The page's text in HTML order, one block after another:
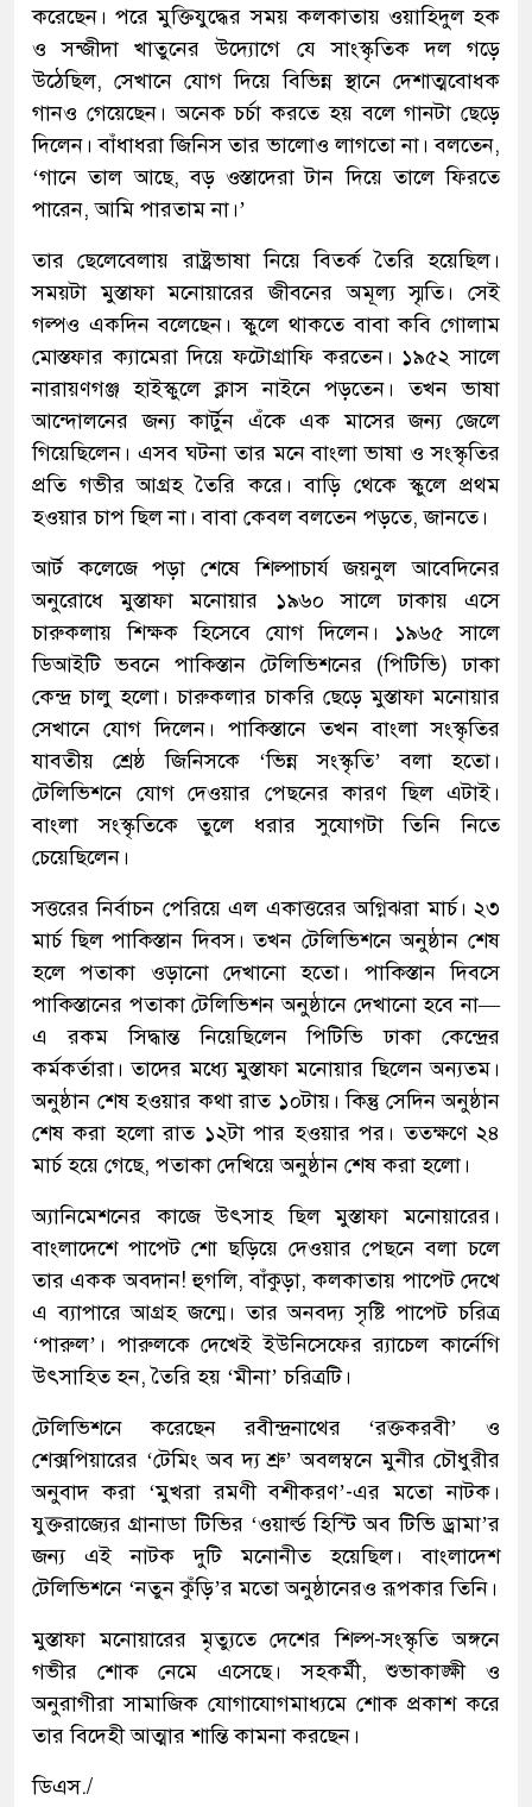
করেছেন। পরে মুক্তিযুদ্ধের সময় কলকাতায় ওয়াহিদুল হক
ও সন্জীদা খাতুনের উদ্যোগে যে সাংস্কৃতিক দল গড়ে
উঠেছিল, সেখানে যোগ দিয়ে বিভিন্ন স্থানে দেশাত্মবোধক
গানও গেয়েছেন। অনেক চর্চা করতে হয় বলে গানটা ছেড়ে
দিলেন। বাঁধাধরা জিনিস তার ভালোও লাগতো না। বলতেন,
‘গানে তাল আছে, বড় ওস্তাদেরা টান দিয়ে তালে ফিরতে
পারেন, আমি পারতাম না।’
তার ছেলেবেলায় রাষ্ট্রভাষা নিয়ে বিতর্ক তৈরি হয়েছিল।
সময়টা মুস্তাফা মনোয়ারের জীবনের অমূল্য স্মৃতি। সেই
গল্পও একদিন বলেছেন। স্কুলে থাকতে বাবা কবি গোলাম
মোস্তফার ক্যামেরা দিয়ে ফটোগ্রাফি করতেন। ১৯৫২ সালে
নারায়ণগঞ্জ হাইস্কুলে ক্লাস নাইনে পড়তেন। তখন ভাষা
আন্দোলনের জন্য কার্টুন এঁকে এক মাসের জন্য জেলে
গিয়েছিলেন। এসব ঘটনা তার মনে বাংলা ভাষা ও সংস্কৃতির
প্রতি গভীর আগ্রহ তৈরি করে। বাড়ি থেকে স্কুলে প্রথম
হওয়ার চাপ ছিল না। বাবা কেবল বলতেন পড়তে, জানতে।
আর্ট কলেজে পড়া শেষে শিল্পাচার্য জয়নুল আবেদিনের
অনুরোধে মুস্তাফা মনোয়ার ১৯৬০ সালে ঢাকায় এসে
চারুকলায় শিক্ষক হিসেবে যোগ দিলেন। ১৯৬৫ সালে
ডিআইটি ভবনে পাকিস্তান টেলিভিশনের (পিটিভি) ঢাকা
কেন্দ্র চালু হলো। চারুকলার চাকরি ছেড়ে মুস্তাফা মনোয়ার
সেখানে যোগ দিলেন। পাকিস্তানে তখন বাংলা সংস্কৃতির
যাবতীয় শ্রেষ্ঠ জিনিসকে ‘ভিন্ন সংস্কৃতি’ বলা হতো।
টেলিভিশনে যোগ দেওয়ার পেছনের কারণ ছিল এটাই।
বাংলা সংস্কৃতিকে তুলে ধরার সুযোগটা তিনি নিতে
চেয়েছিলেন।
সত্তরের নির্বাচন পেরিয়ে এল একাত্তরের অগ্নিঝরা মার্চ। ২৩
মার্চ ছিল পাকিস্তান দিবস। তখন টেলিভিশনে অনুষ্ঠান শেষ
হলে পতাকা ওড়ানো দেখানো হতো। পাকিস্তান দিবসে
পাকিস্তানের পতাকা টেলিভিশন অনুষ্ঠানে দেখানো হবে না—
এ রকম সিদ্ধান্ত নিয়েছিলেন পিটিভি ঢাকা কেন্দ্রের
কর্মকর্তারা। তাদের মধ্যে মুস্তাফা মনোয়ার ছিলেন অন্যতম।
অনুষ্ঠান শেষ হওয়ার কথা রাত ১০টায়। কিন্তু সেদিন অনুষ্ঠান
শেষ করা হলো রাত ১২টা পার হওয়ার পর। ততক্ষণে ২৪
মার্চ হয়ে গেছে, পতাকা দেখিয়ে অনুষ্ঠান শেষ করা হলো।
অ্যানিমেশনের কাজে উৎসাহ ছিল মুস্তাফা মনোয়ারের।
বাংলাদেশে পাপেট শো ছড়িয়ে দেওয়ার পেছনে বলা চলে
তার একক অবদান! হুগলি, বাঁকুড়া, কলকাতায় পাপেট দেখে
এ ব্যাপারে আগ্রহ জন্মে। তার অনবদ্য সৃষ্টি পাপেট চরিত্র
‘পারুল’। পারুলকে দেখেই ইউনিসেফের র‌্যাচেল কার্নেগি
উৎসাহিত হন, তৈরি হয় ‘মীনা’ চরিত্রটি।
টেলিভিশনে করেছেন রবীন্দ্রনাথের ‘রক্তকরবী’ ও
শেক্সপিয়ারের ‘টেমিং অব দ্য শ্রু’ অবলম্বনে মুনীর চৌধুরীর
অনুবাদ করা ‘মুখরা রমণী বশীকরণ’-এর মতো নাটক।
যুক্তরাজ্যের গ্রানাডা টিভির ‘ওয়ার্ল্ড হিস্টি অব টিভি ড্রামা’র
জন্য এই নাটক দুটি মনোনীত হয়েছিল। বাংলাদেশ
টেলিভিশনে ‘নতুন কুঁড়ি’র মতো অনুষ্ঠানেরও রূপকার তিনি।
মুস্তাফা মনোয়ারের মৃত্যুতে দেশের শিল্প-সংস্কৃতি অঙ্গনে
গভীর শোক নেমে এসেছে। সহকর্মী, শুভাকাঙ্ক্ষী ও
অনুরাগীরা সামাজিক যোগাযোগমাধ্যমে শোক প্রকাশ করে
তার বিদেহী আত্মার শান্তি কামনা করছেন।
ডিএস./